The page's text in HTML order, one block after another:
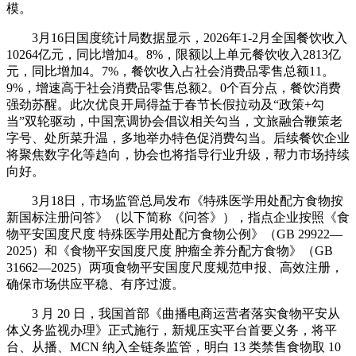
模。
3月16日国度统计局数据显示，2026年1-2月全国餐饮收入
10264亿元，同比增加4。8%，限额以上单元餐饮收入2813亿
元，同比增加4。7%，餐饮收入占社会消费品零售总额11。
9%，增速高于社会消费品零售总额2。0个百分点，餐饮消费
强劲苏醒。此次优良开局得益于春节长假拉动及“政策+勾
当”双轮驱动，中国烹调协会倡议相关勾当，文旅融合鞭策老
字号、处所菜升温，多地举办特色促消费勾当。后续餐饮企业
将聚焦数字化等趋向，协会也将指导行业升级，帮力市场持续
向好。
3月18日，市场监管总局发布《特殊医学用处配方食物按
新国标注册问答》（以下简称《问答》），指点企业按照《食
物平安国度尺度 特殊医学用处配方食物公例》（GB 29922—
2025）和《食物平安国度尺度 肿瘤全养分配方食物》（GB
31662—2025）两项食物平安国度尺度规范申报、高效注册，
确保市场供应平稳、有序过渡。
3 月 20 日，我国首部《曲播电商运营者落实食物平安从
体义务监视办理》正式施行，新规压实平台首要义务，将平
台、从播、MCN 纳入全链条监管，明白 13 类禁售食物取 10